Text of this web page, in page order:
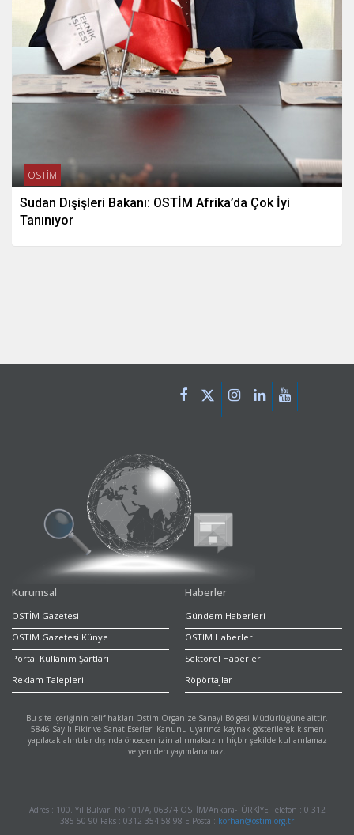
OSTİM
Sudan Dışişleri Bakanı: OSTİM Afrika’da Çok İyi
Tanınıyor
Kurumsal
OSTİM Gazetesi
OSTİM Gazetesi Künye
Portal Kullanım Şartları
Reklam Talepleri
Haberler
Gündem Haberleri
OSTİM Haberleri
Sektörel Haberler
Röpörtajlar
Bu site içeriğinin telif hakları Ostim Organize Sanayi Bölgesi Müdürlüğüne aittir.
5846 Sayılı Fikir ve Sanat Eserleri Kanunu uyarınca kaynak gösterilerek kısmen
yapılacak alıntılar dışında önceden izin alınmaksızın hiçbir şekilde kullanılamaz
ve yeniden yayımlanamaz.
Adres : 100. Yıl Bulvarı No:101/A, 06374 OSTİM/Ankara-TÜRKİYE Telefon : 0 312
385 50 90 Faks : 0312 354 58 98 E-Posta : korhan@ostim.org.tr